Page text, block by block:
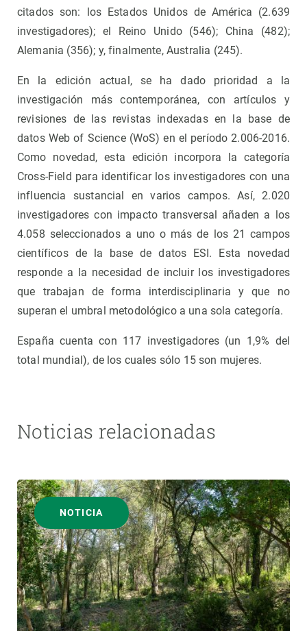
citados son: los Estados Unidos de América (2.639
investigadores); el Reino Unido (546); China (482);
Alemania (356); y, finalmente, Australia (245).
En la edición actual, se ha dado prioridad a la
investigación más contemporánea, con artículos y
revisiones de las revistas indexadas en la base de
datos Web of Science (WoS) en el período 2.006-2016.
Como novedad, esta edición incorpora la categoría
Cross-Field para identificar los investigadores con una
influencia sustancial en varios campos. Así, 2.020
investigadores con impacto transversal añaden a los
4.058 seleccionados a uno o más de los 21 campos
científicos de la base de datos ESI. Esta novedad
responde a la necesidad de incluir los investigadores
que trabajan de forma interdisciplinaria y que no
superan el umbral metodológico a una sola categoría.
España cuenta con 117 investigadores (un 1,9% del
total mundial), de los cuales sólo 15 son mujeres.
Noticias relacionadas
NOTICIA